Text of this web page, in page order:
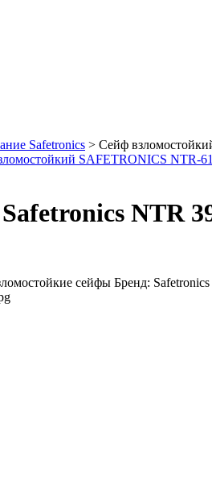
Safetronics > Сейф
SAFETRONICS NTR-
NTR
сейфы Бренд: